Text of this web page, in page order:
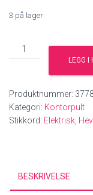
3 på lager
Edsbyn
elektrisk
NY
pultplate
antall
LEGG I
Produktnummer:
Kategori: Kontorpult
Stikkord: Elektrisk
BESKRIVELSE